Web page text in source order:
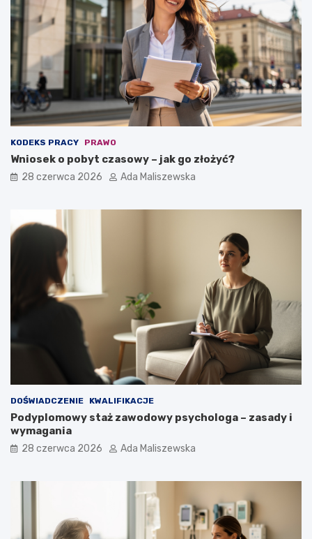
KODEKS PRACY PRAWO
Wniosek o pobyt czasowy – jak go złożyć?
28 czerwca 2026 Ada Maliszewska
DOŚWIADCZENIE KWALIFIKACJE
Podyplomowy staż zawodowy psychologa – zasady i
wymagania
28 czerwca 2026 Ada Maliszewska